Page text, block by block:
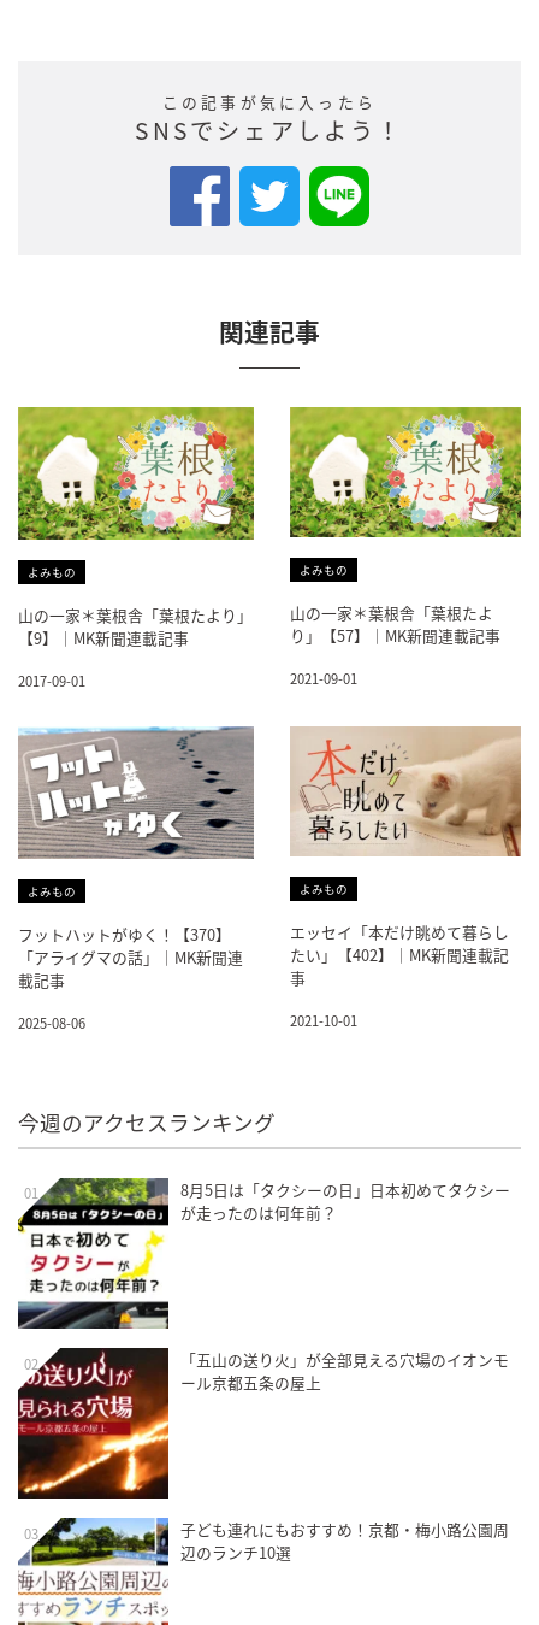
この記事が気に入ったら
SNSでシェアしよう！
関連記事
よみもの
山の一家＊葉根舎「葉根たより」
【9】｜MK新聞連載記事
2017-09-01
よみもの
山の一家＊葉根舎「葉根たよ
り」【57】｜MK新聞連載記事
2021-09-01
よみもの
フットハットがゆく！【370】
「アライグマの話」｜MK新聞連
載記事
2025-08-06
よみもの
エッセイ「本だけ眺めて暮らし
たい」【402】｜MK新聞連載記
事
2021-10-01
今週のアクセスランキング
01
8月5日は「タクシーの日」日本初めてタクシー
が走ったのは何年前？
02
「五山の送り火」が全部見える穴場のイオンモ
ール京都五条の屋上
03
子ども連れにもおすすめ！京都・梅小路公園周
辺のランチ10選